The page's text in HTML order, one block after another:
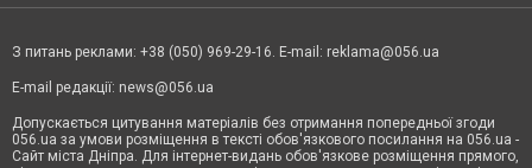
З питань реклами: +38 (050) 969-29-16. E-mail: reklama@056.ua
E-mail редакції: news@056.ua
Допускається цитування матеріалів без отримання попередньої згоди
056.ua за умови розміщення в тексті обов'язкового посилання на 056.ua -
Сайт міста Дніпра. Для інтернет-видань обов'язкове розміщення прямого,